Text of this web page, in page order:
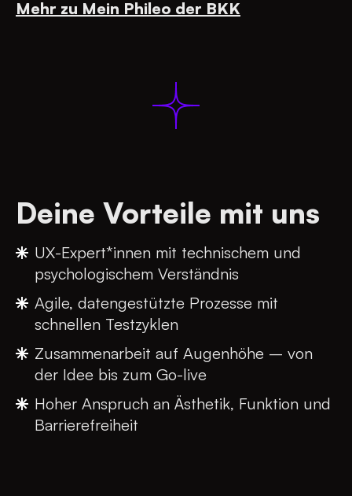
Mehr zu Mein Phileo der BKK
Deine Vorteile mit uns
UX-Expert*innen mit technischem und
psychologischem Verständnis
Agile, datengestützte Prozesse mit
schnellen Testzyklen
Zusammenarbeit auf Augenhöhe – von
der Idee bis zum Go-live
Hoher Anspruch an Ästhetik, Funktion und
Barrierefreiheit